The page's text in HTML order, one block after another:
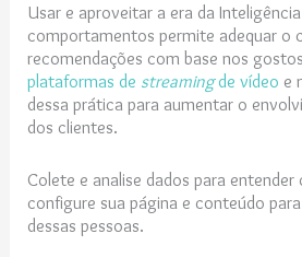
Usar e aproveitar a era da
comportamentos permite adequar o
recomendações com base nos
plataformas de streamingde vídeo e
dessa prática para aumentar o
dos clientes.
Colete e analise dados para entender
configure sua página e conteúdo
dessas pessoas.